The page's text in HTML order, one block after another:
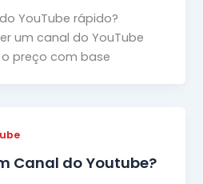
YouTube rápido?
um canal do YouTube
preço com base
Canal do Youtube?